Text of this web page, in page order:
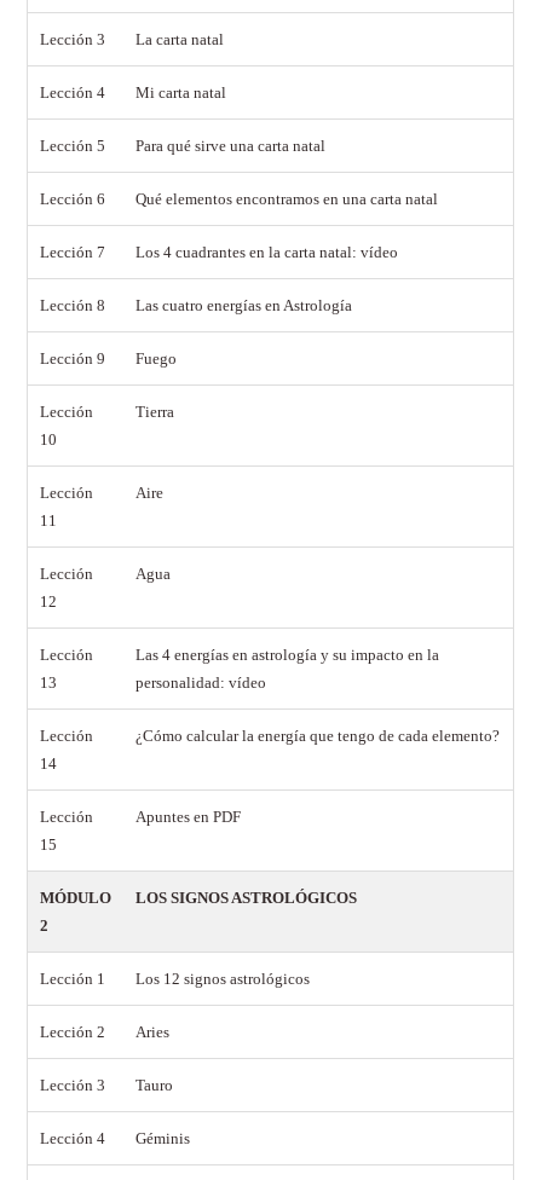
Lección 3 La carta natal
Lección 4 Mi carta natal
Lección 5 Para qué sirve una carta natal
Lección 6 Qué elementos encontramos en una carta natal
Lección 7 Los 4 cuadrantes en la carta natal: vídeo
Lección 8 Las cuatro energías en Astrología
Lección 9 Fuego
Lección
10
Tierra
Lección
11
Aire
Lección
12
Agua
Lección
13
Las 4 energías en astrología y su impacto en la
personalidad: vídeo
Lección
14
¿Cómo calcular la energía que tengo de cada elemento?
Lección
15
Apuntes en PDF
MÓDULO
2
LOS SIGNOS ASTROLÓGICOS
Lección 1 Los 12 signos astrológicos
Lección 2 Aries
Lección 3 Tauro
Lección 4 Géminis